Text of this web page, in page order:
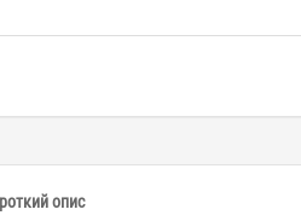
опис